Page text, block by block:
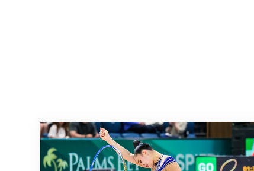
Nächster Halt: Weltmeisterschaft